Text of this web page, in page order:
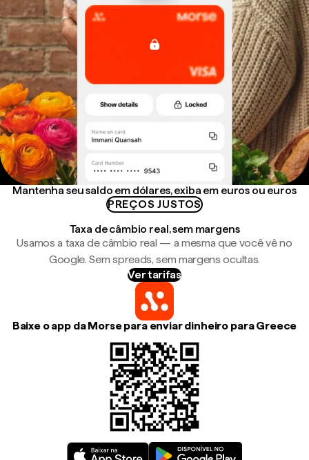
Mantenha seu saldo em dólares, exiba em euros ou euros
PREÇOS JUSTOS
Taxa de câmbio real, sem margens
Usamos a taxa de câmbio real — a mesma que você vê no
Google. Sem spreads, sem margens ocultas.
Ver tarifas
Baixe o app da Morse para enviar dinheiro para Greece